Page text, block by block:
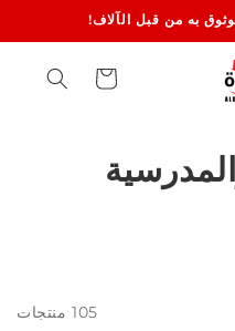
التسوق
105 منتجات